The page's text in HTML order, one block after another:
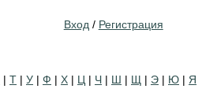
Вход / Регистрация
| Т | У | Ф | Х | Ц | Ч | Ш | Щ | Э | Ю | Я